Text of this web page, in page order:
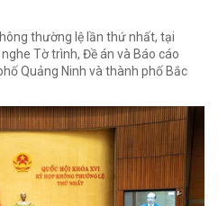
thường lệ lần thứ nhất, tại
Tờ trình, Đề án và Báo cáo
Quảng Ninh và thành phố Bắc